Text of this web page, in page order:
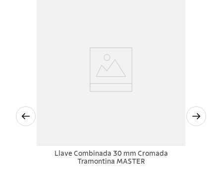
Llave Combinada 30 mm Cromada
Tramontina MASTER